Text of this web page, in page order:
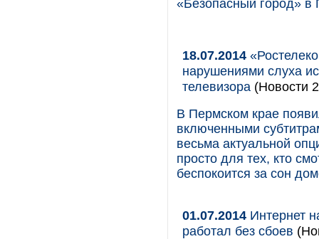
«Безопасный город» в
18.07.2014
нарушениями слуха
телевизора (Новости
В Пермском крае
включенными
весьма актуальной
просто для тех, кто
беспокоится за сон
01.07.2014 Интернет
работал без сбоев